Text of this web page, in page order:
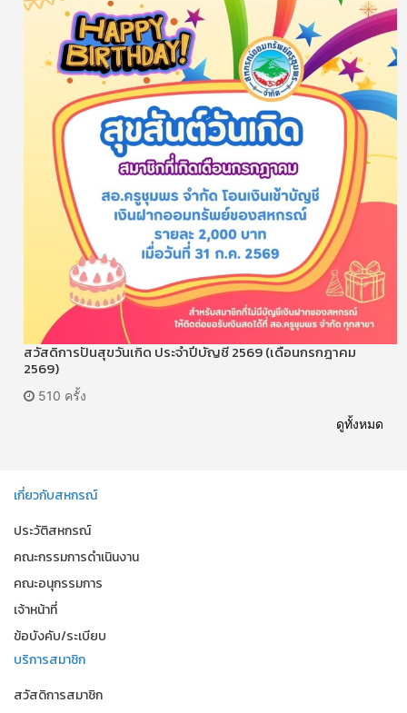
สวัสดิการปันสุขวันเกิด ประจำปีบัญชี 2569 (เดือนกรกฎาคม
2569)
510 ครั้ง
ดูทั้งหมด
เกี่ยวกับสหกรณ์
ประวัติสหกรณ์
คณะกรรมการดำเนินงาน
คณะอนุกรรมการ
เจ้าหน้าที่
ข้อบังคับ/ระเบียบ
บริการสมาชิก
สวัสดิการสมาชิก